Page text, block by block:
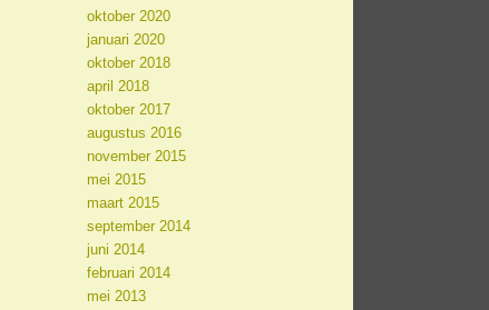
oktober 2020
januari 2020
oktober 2018
april 2018
oktober 2017
augustus 2016
november 2015
mei 2015
maart 2015
september 2014
juni 2014
februari 2014
mei 2013